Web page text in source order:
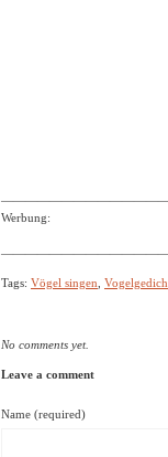
Werbung:
Tags: Vögel singen
No comments yet.
Leave a comment
Name (required)